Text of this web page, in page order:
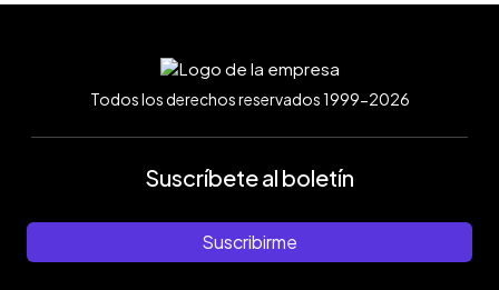
Todos los derechos reservados 1999-2026
Suscríbete al boletín
Suscribirme